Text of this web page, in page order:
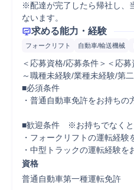
※配達が完了したら帰社し、
ないます。
求める能力・経験
フォークリフト 自動車/輸送機械
＜応募資格/応募条件＞＜応募
～職種未経験/業種未経験/第
■必須条件
・普通自動車免許をお持ちの
■歓迎条件　※お持ちでなくと
・フォークリフトの運転経験
・中型トラックの運転経験を
資格
普通自動車第一種運転免許